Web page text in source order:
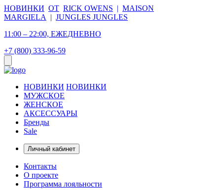
НОВИНКИ ОТ RICK OWENS | MAISON
MARGIELA
| JUNGLES JUNGLES
11:00 – 22:00, ЕЖЕДНЕВНО
+7 (800) 333-96-59
НОВИНКИ НОВИНКИ
МУЖСКОЕ
ЖЕНСКОЕ
АКСЕССУАРЫ
Бренды
Sale
Личный кабинет
Контакты
О проекте
Программа лояльности